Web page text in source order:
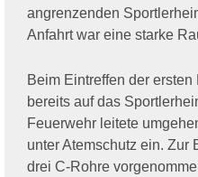
angrenzenden
Anfahrt war eine starke
Beim Eintreffen der
bereits auf das
Feuerwehr leitete
unter Atemschutz ein. Zur
drei C-Rohre